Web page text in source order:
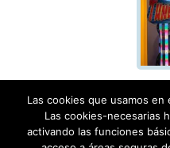
Las cookies que usamos
Las cookies-necesarias
activando las funciones